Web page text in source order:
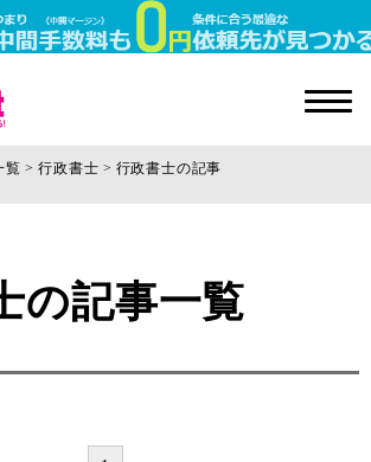
覧 行政書士 行政書士の記事
の記事一覧